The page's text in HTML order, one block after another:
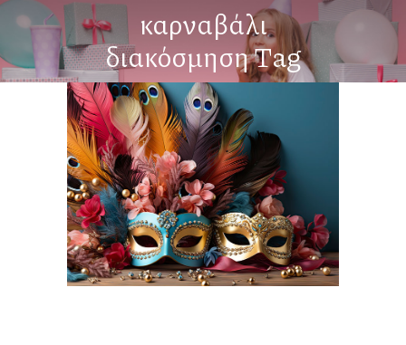
καρναβάλι
διακόσμηση Tag